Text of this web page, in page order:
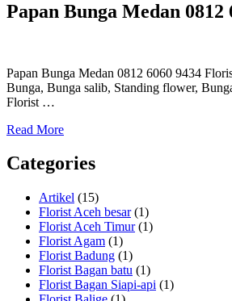
Papan Bunga Medan 0812
Papan Bunga Medan 0812 6060 9434
Bunga, Bunga salib, Standing flower,
Florist …
Read More
Categories
Artikel (15)
Florist Aceh besar(1)
Florist Aceh Timur(1)
Florist Agam (1)
Florist Badung (1)
Florist Bagan batu (1)
Florist Bagan Siapi-api (1)